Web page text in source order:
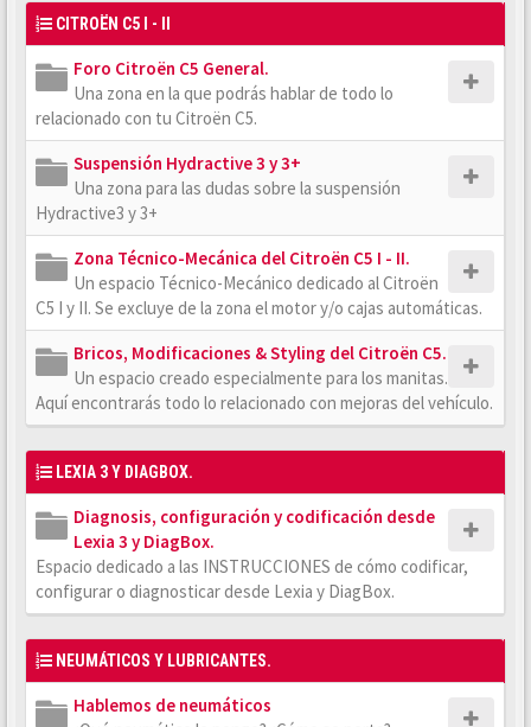
CITROËN C5 I - II
Foro Citroën C5 General.
Una zona en la que podrás hablar de todo lo
relacionado con tu Citroën C5.
Suspensión Hydractive 3 y 3+
Una zona para las dudas sobre la suspensión
Hydractive3 y 3+
Zona Técnico-Mecánica del Citroën C5 I - II.
Un espacio Técnico-Mecánico dedicado al Citroën
C5 I y II. Se excluye de la zona el motor y/o cajas automáticas.
Bricos, Modificaciones & Styling del Citroën C5.
Un espacio creado especialmente para los manitas.
Aquí encontrarás todo lo relacionado con mejoras del vehículo.
LEXIA 3 Y DIAGBOX.
Diagnosis, configuración y codificación desde
Lexia 3 y DiagBox.
Espacio dedicado a las INSTRUCCIONES de cómo codificar,
configurar o diagnosticar desde Lexia y DiagBox.
NEUMÁTICOS Y LUBRICANTES.
Hablemos de neumáticos